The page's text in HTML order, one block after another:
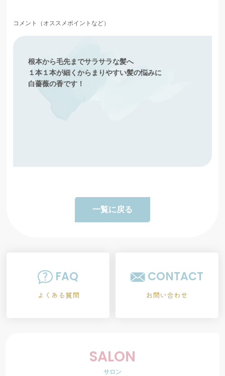
コメント（オススメポイントなど）
根本から毛先までサラサラな髪へ
１本１本が細くからまりやすい髪の悩みに
白薔薇の香です！
一覧に戻る
FAQ
よくある質問
CONTACT
お問い合わせ
SALON
サロン